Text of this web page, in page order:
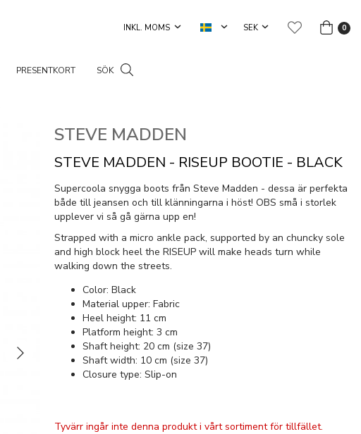
0
PRESENTKORT SÖK
STEVE MADDEN
STEVE MADDEN - RISEUP BOOTIE - BLACK
Supercoola snygga boots från Steve Madden - dessa är perfekta
både till jeansen och till klänningarna i höst! OBS små i storlek
upplever vi så gå gärna upp en!
Strapped with a micro ankle pack, supported by an chuncky sole
and high block heel the RISEUP will make heads turn while
walking down the streets.
Color: Black
Material upper: Fabric
Heel height: 11 cm
Platform height: 3 cm
Shaft height: 20 cm (size 37)
Shaft width: 10 cm (size 37)
Closure type: Slip-on
Tyvärr ingår inte denna produkt i vårt sortiment för tillfället.